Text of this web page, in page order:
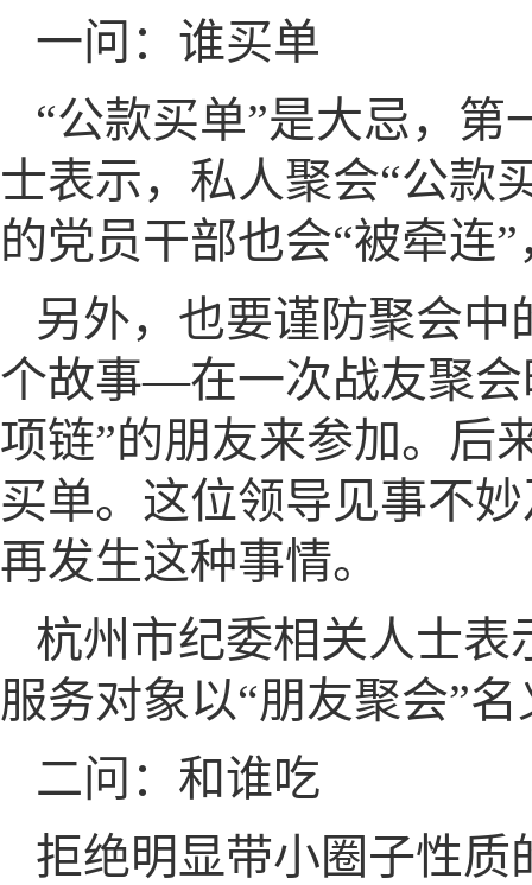
一问：谁买单
“公款买单”是大忌，第
士表示，私人聚会“公款
的党员干部也会“被牵连
另外，也要谨防聚会中
个故事—在一次战友聚会
项链”的朋友来参加。后
买单。这位领导见事不
再发生这种事情。
杭州市纪委相关人士
服务对象以“朋友聚会”
二问：和谁吃
拒绝明显带小圈子性质